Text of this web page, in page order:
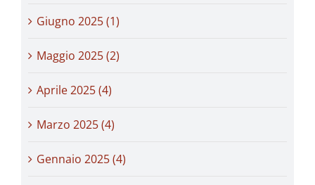
Giugno 2025 (1)
Maggio 2025 (2)
Aprile 2025 (4)
Marzo 2025 (4)
Gennaio 2025 (4)